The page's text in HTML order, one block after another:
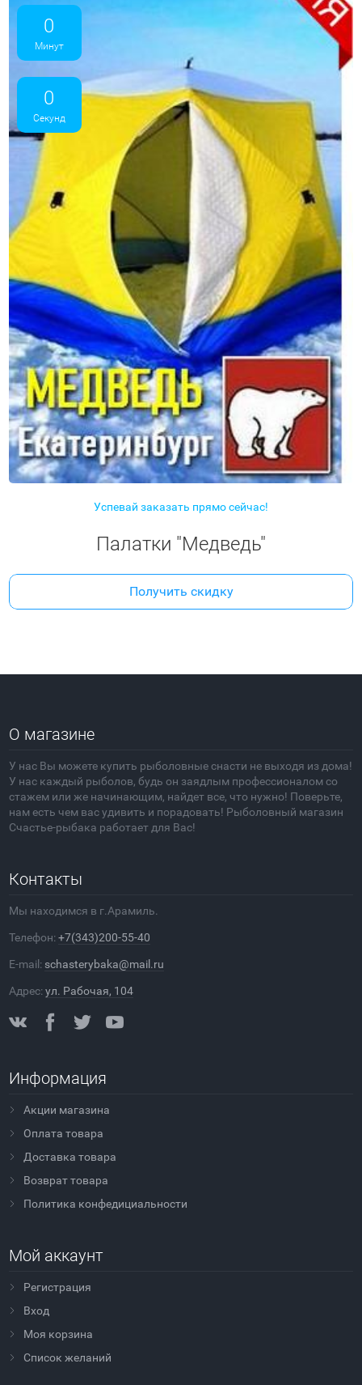
0
Минут
0
Секунд
Успевай заказать прямо сейчас!
Палатки "Медведь"
Получить скидку
О магазине
У нас Вы можете купить рыболовные снасти не выходя из дома!
У нас каждый рыболов, будь он заядлым профессионалом со
стажем или же начинающим, найдет все, что нужно! Поверьте,
нам есть чем вас удивить и порадовать! Рыболовный магазин
Счастье-рыбака работает для Вас!
Контакты
Мы находимся в г.Арамиль.
Телефон:+7(343)200-55-40
E-mail: schasterybaka@mail.ru
Адрес:ул. Рабочая, 104
Информация
Акции магазина
Оплата товара
Доставка товара
Возврат товара
Политика конфедициальности
Мой аккаунт
Регистрация
Вход
Моя корзина
Cписок желаний